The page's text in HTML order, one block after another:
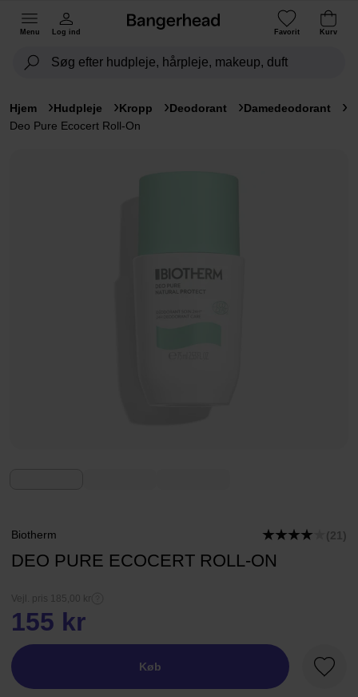
Menu Log ind Favorit Kurv
Hjem Hudpleje Kropp Deodorant
Damedeodorant
Deo Pure Ecocert Roll-On
Biotherm (21)
DEO PURE ECOCERT ROLL-ON
Vejl. pris 185,00 kr
155 kr
Køb